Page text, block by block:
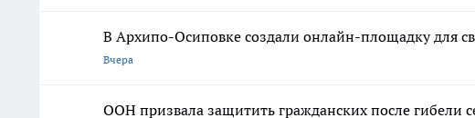
В Архипо-Осиповке создали онлайн-площадку для
Вчера
ООН призвала защитить гражданских после гибели